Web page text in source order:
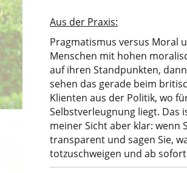
Aus der Praxis:
Pragmatismus versus Moral
Menschen mit hohen
auf ihren Standpunkten,
sehen das gerade beim
Klienten aus der Politik, wo
Selbstverleugnung liegt. Das
meiner Sicht aber klar: wenn
transparent und sagen Sie,
totzuschweigen und ab